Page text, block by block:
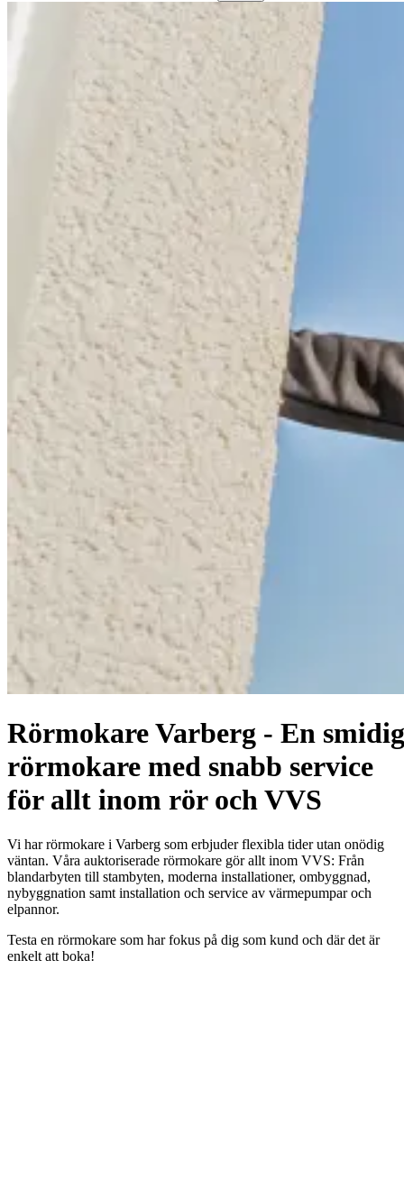
Rörmokare Varberg - En smidig
rörmokare med snabb service
för allt inom rör och VVS
Vi har rörmokare i Varberg som erbjuder flexibla tider utan onödig
väntan. Våra auktoriserade rörmokare gör allt inom VVS: Från
blandarbyten till stambyten, moderna installationer, ombyggnad,
nybyggnation samt installation och service av värmepumpar och
elpannor.
Testa en rörmokare som har fokus på dig som kund och där det är
enkelt att boka!